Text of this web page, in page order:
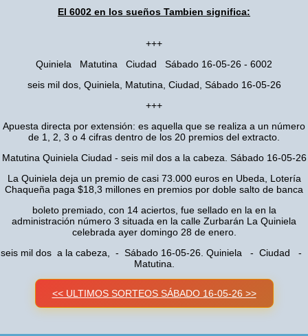
El 6002 en los sueños Tambien significa:
+++
Quiniela Matutina Ciudad Sábado 16-05-26 - 6002
seis mil dos, Quiniela, Matutina, Ciudad, Sábado 16-05-26
+++
Apuesta directa por extensión: es aquella que se realiza a un número
de 1, 2, 3 o 4 cifras dentro de los 20 premios del extracto.
Matutina Quiniela Ciudad - seis mil dos a la cabeza. Sábado 16-05-26
La Quiniela deja un premio de casi 73.000 euros en Ubeda, Lotería
Chaqueña paga $18,3 millones en premios por doble salto de banca
boleto premiado, con 14 aciertos, fue sellado en la en la
administración número 3 situada en la calle Zurbarán La Quiniela
celebrada ayer domingo 28 de enero.
seis mil dos a la cabeza, - Sábado 16-05-26. Quiniela - Ciudad -
Matutina.
<< ULTIMOS SORTEOS SÁBADO 16-05-26 >>